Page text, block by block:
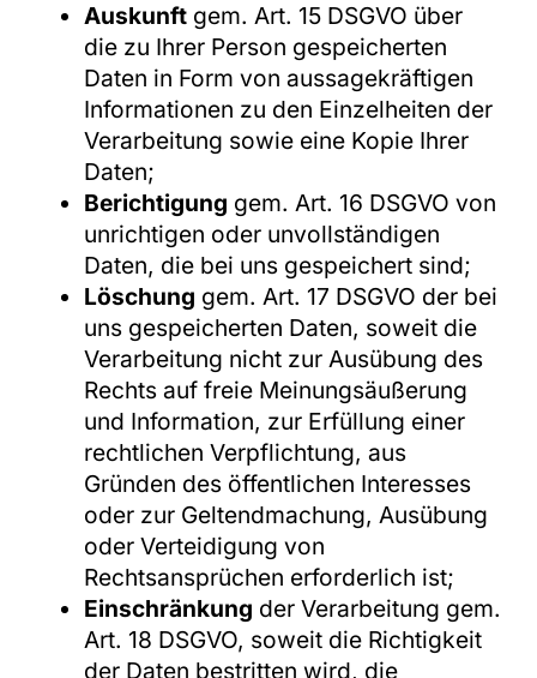
Auskunft gem. Art. 15 DSGVO über
die zu Ihrer Person gespeicherten
Daten in Form von aussagekräftigen
Informationen zu den Einzelheiten der
Verarbeitung sowie eine Kopie Ihrer
Daten;
Berichtigung gem. Art. 16 DSGVO von
unrichtigen oder unvollständigen
Daten, die bei uns gespeichert sind;
Löschung gem. Art. 17 DSGVO der bei
uns gespeicherten Daten, soweit die
Verarbeitung nicht zur Ausübung des
Rechts auf freie Meinungsäußerung
und Information, zur Erfüllung einer
rechtlichen Verpflichtung, aus
Gründen des öffentlichen Interesses
oder zur Geltendmachung, Ausübung
oder Verteidigung von
Rechtsansprüchen erforderlich ist;
Einschränkung der Verarbeitung gem.
Art. 18 DSGVO, soweit die Richtigkeit
der Daten bestritten wird, die